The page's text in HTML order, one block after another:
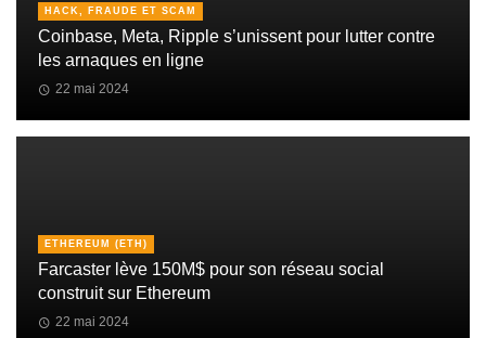
HACK, FRAUDE ET SCAM
Coinbase, Meta, Ripple s’unissent pour lutter contre
les arnaques en ligne
22 mai 2024
ETHEREUM (ETH)
Farcaster lève 150M$ pour son réseau social
construit sur Ethereum
22 mai 2024